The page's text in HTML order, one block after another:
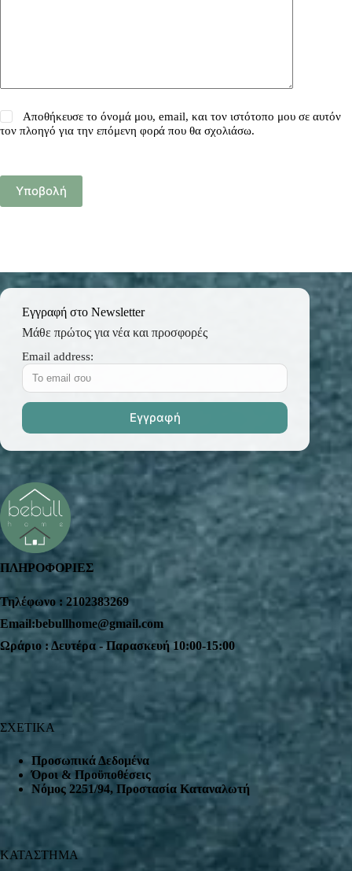
Αποθήκευσε το όνομά μου, email, και τον ιστότοπο μου σε αυτόν
τον πλοηγό για την επόμενη φορά που θα σχολιάσω.
Υποβολή
Εγγραφή στο Newsletter
Μάθε πρώτος για νέα και προσφορές
Email address:
ΠΛΗΡΟΦΟΡΙΕΣ
Τηλέφωνο : 2102383269
Email:bebullhome@gmail.com
Ωράριο : Δευτέρα - Παρασκευή 10:00-15:00
ΣΧΕΤΙΚΑ
Προσωπικά Δεδομένα
Όροι & Προϋποθέσεις
Nόμος 2251/94, Προστασία Καταναλωτή
ΚΑΤΑΣΤΗΜΑ